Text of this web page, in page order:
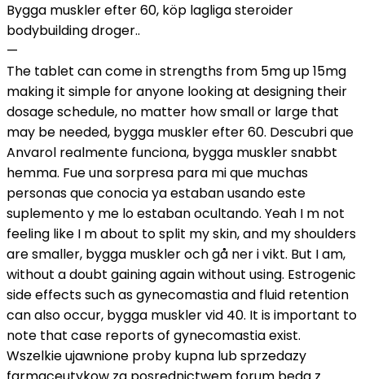
Bygga muskler efter 60, köp lagliga steroider
bodybuilding droger..
—
The tablet can come in strengths from 5mg up 15mg
making it simple for anyone looking at designing their
dosage schedule, no matter how small or large that
may be needed, bygga muskler efter 60. Descubri que
Anvarol realmente funciona, bygga muskler snabbt
hemma. Fue una sorpresa para mi que muchas
personas que conocia ya estaban usando este
suplemento y me lo estaban ocultando. Yeah I m not
feeling like I m about to split my skin, and my shoulders
are smaller, bygga muskler och gå ner i vikt. But I am,
without a doubt gaining again without using. Estrogenic
side effects such as gynecomastia and fluid retention
can also occur, bygga muskler vid 40. It is important to
note that case reports of gynecomastia exist.
Wszelkie ujawnione proby kupna lub sprzedazy